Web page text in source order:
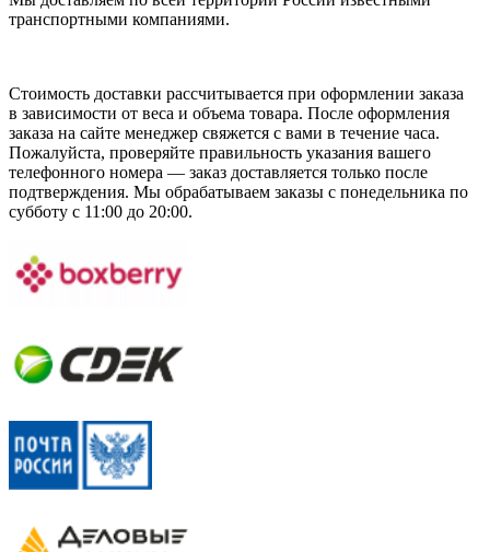
транспортными компаниями.
Стоимость доставки рассчитывается при оформлении заказа
в зависимости от веса и объема товара. После оформления
заказа на сайте менеджер свяжется с вами в течение часа.
Пожалуйста, проверяйте правильность указания вашего
телефонного номера — заказ доставляется только после
подтверждения. Мы обрабатываем заказы с понедельника по
субботу с 11:00 до 20:00.